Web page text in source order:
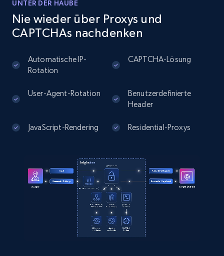
Instagram - Posts
comments, Date posted, Likes, Photos, and
more.
13.2K+ 1.6K+ Gratis testen
URL, User posted, Description, Hashtags, Num
comments, Date posted, Likes, Photos, and
1.6K+ Gratis testen
UNTER DER HAUBE
Nie wieder über Proxys und
CAPTCHAs nachdenken
Automatische IP-
Rotation
CAPTCHA-Lösung
User-Agent-Rotation
Benutzerdefinierte
Header
JavaScript-Rendering Residential-Proxys